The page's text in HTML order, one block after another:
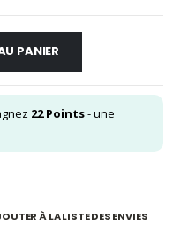
PANIER
22Points- une
À LA LISTE DES ENVIES